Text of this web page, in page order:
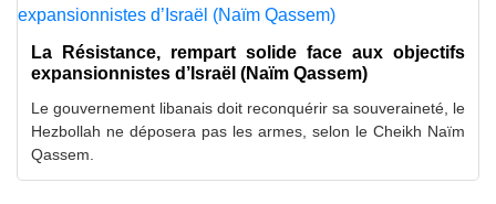
La Résistance, rempart solide face aux objectifs
expansionnistes d’Israël (Naïm Qassem)
Le gouvernement libanais doit reconquérir sa souveraineté, le
Hezbollah ne déposera pas les armes, selon le Cheikh Naïm
Qassem.